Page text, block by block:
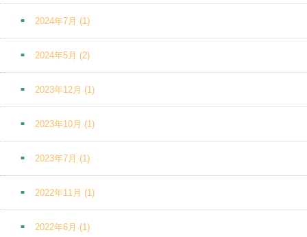
2024年7月 (1)
2024年5月 (2)
2023年12月 (1)
2023年10月 (1)
2023年7月 (1)
2022年11月 (1)
2022年6月 (1)